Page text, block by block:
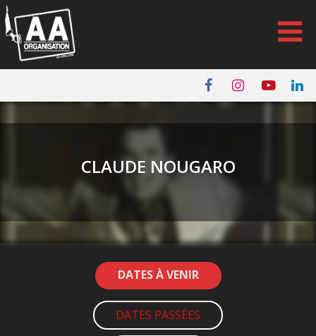
Panneau de gestion des cookies
CLAUDE NOUGARO
DATES À VENIR
DATES PASSÉES